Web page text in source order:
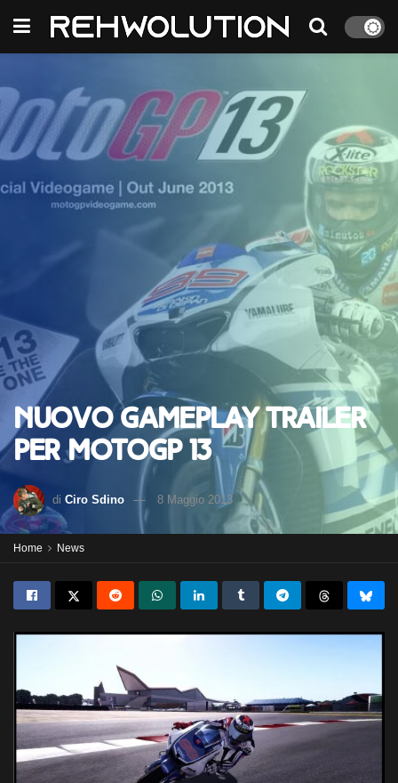
Nuovo gameplay trailer
per MotoGP 13
di Ciro Sdino 8 Maggio 2013
Home News